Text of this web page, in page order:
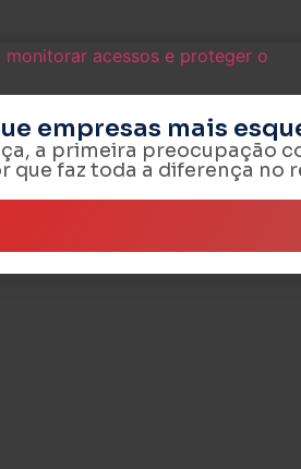
empresas mais
a primeira preocupação
faz toda a diferença no